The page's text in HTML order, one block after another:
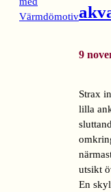
9
Strax
lilla
utsikt
En